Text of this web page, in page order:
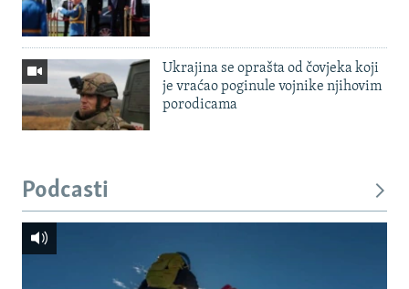
Ukrajina se oprašta od čovjeka koji
je vraćao poginule vojnike njihovim
porodicama
Podcasti